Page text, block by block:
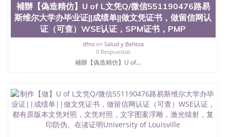
QQ微信551190476国外毕业证外壳定制QQ微信
551190476快速代办国外毕业证QQ微信551190476快
速拿到国外文凭QQ微信551190476国外留学文凭认证
QQ微信551190476国外文凭回国认证QQ微信
551190476泰国文凭办理QQ微信551190476法国留学
回国证明QQ微信551190476 国外烫金照片QQ微信
551190476外国文凭在中国有用吗QQ微信551190476
551190476 网上买文凭可靠吗QQ微信551190476买国
外文凭质量QQ微信551190476国外本科毕业证怎么办
理QQ微信551190476国外大学文凭真制作QQ微信
551190476办国外文凭可找工作QQ微信551190476国
外大学有毕业证QQ微信551190476办理国外毕业证价
補辦【偽造精仿】U of L文凭Q/微信551190476路易
斯维尔大学办毕业证||成绩单||做文凭证书，做留信网认
证（可查）WSE认证，SPM证书，PMP
dfnsen Salud y Belleza
0 Respuestas
補辦【偽造精仿】U of...